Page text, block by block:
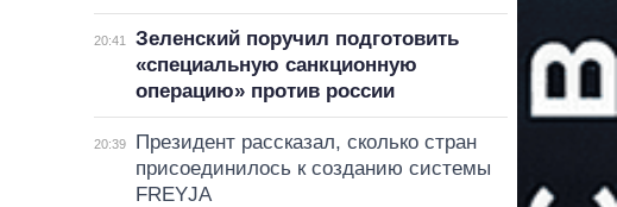
20:41
Зеленский поручил подготовить
«специальную санкционную
операцию» против россии
20:39
Президент рассказал, сколько стран
присоединилось к созданию системы
FREYJA